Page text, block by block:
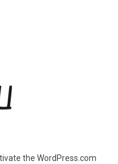
the WordPress.com